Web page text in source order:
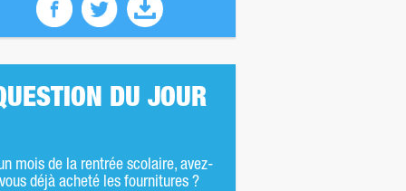
DU JOUR
mois de la rentrée scolaire, avez-
vous déjà acheté les fournitures ?